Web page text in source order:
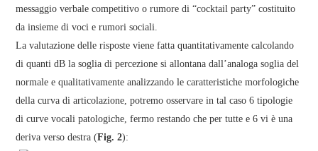
messaggio verbale competitivo o rumore di “cocktail party” costituito
da insieme di voci e rumori sociali.
La valutazione delle risposte viene fatta quantitativamente calcolando
di quanti dB la soglia di percezione si allontana dall’analoga soglia del
normale e qualitativamente analizzando le caratteristiche morfologiche
della curva di articolazione, potremo osservare in tal caso 6 tipologie
di curve vocali patologiche, fermo restando che per tutte e 6 vi è una
deriva verso destra (Fig. 2):